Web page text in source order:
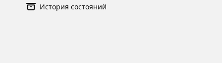
з История состояний